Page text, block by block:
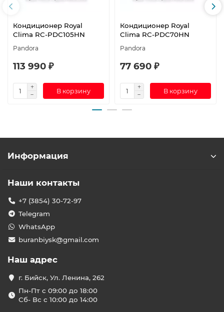
Кондиционер Royal
Clima RC-PDC105HN
Pandora
113 990 ₽
В корзину
Кондиционер Royal
Clima RC-PDC70HN
Pandora
77 690 ₽
В корзину
Информация
Наши контакты
+7 (3854) 30-72-97
Telegram
WhatsApp
buranbiysk@gmail.com
Наш адрес
г. Бийск, Ул. Ленина, 262
Пн-Пт с 09:00 до 18:00
Сб- Вс с 10:00 до 14:00